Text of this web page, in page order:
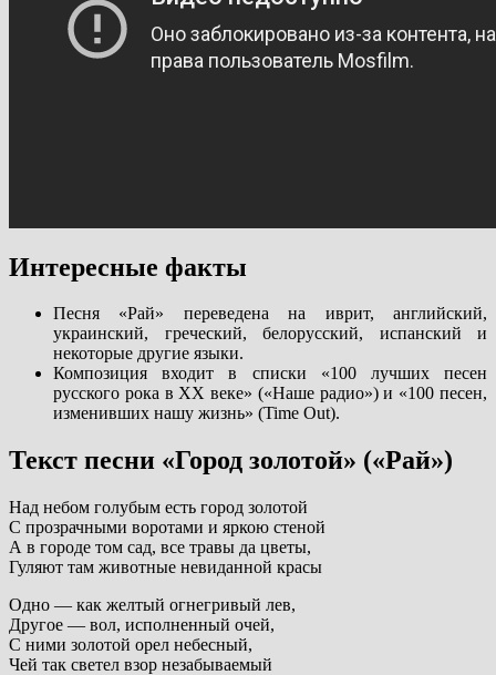
Интересные факты
Песня «Рай» переведена на иврит, английский,
украинский, греческий, белорусский, испанский и
некоторые другие языки.
Композиция входит в списки «100 лучших песен
русского рока в ХХ веке» («Наше радио») и «100 песен,
изменивших нашу жизнь» (Time Out).
Текст песни «Город золотой» («Рай»)
Над небом голубым есть город золотой
С прозрачными воротами и яркою стеной
А в городе том сад, все травы да цветы,
Гуляют там животные невиданной красы
Одно — как желтый огнегривый лев,
Другое — вол, исполненный очей,
С ними золотой орел небесный,
Чей так светел взор незабываемый